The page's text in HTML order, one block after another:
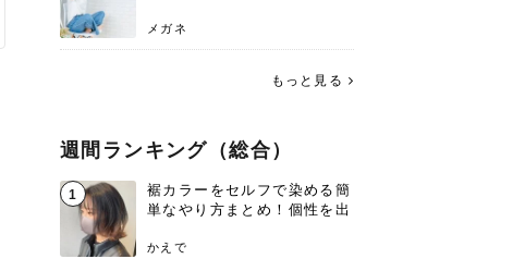
メガネ
もっと見る
週間ランキング（総合）
1
裾カラーをセルフで染める簡
単なやり方まとめ！個性を出
かえで